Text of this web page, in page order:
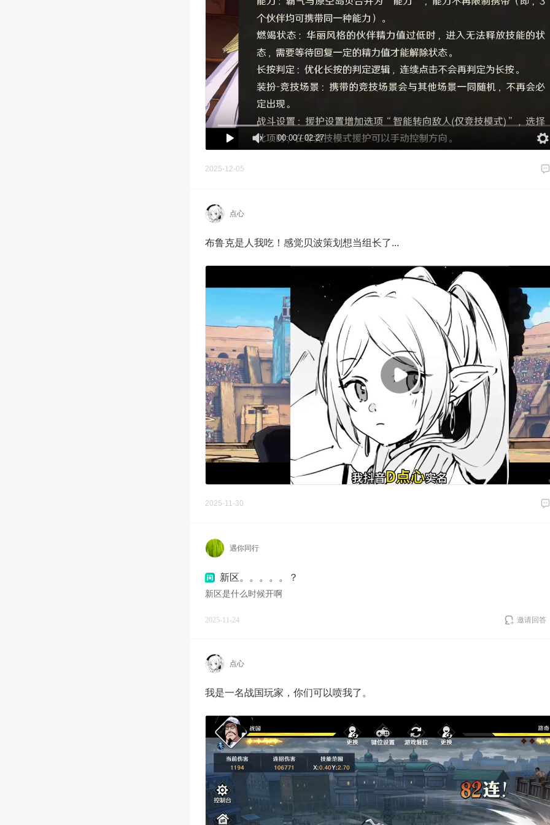
00:00/02:27
2025-12-05
点心
布鲁克是人我吃！感觉贝波策划想当组长了...
2025-11-30
遇你同行
新区。。。。。？
新区是什么时候开啊
2025-11-24 邀请回答
点心
我是一名战国玩家，你们可以喷我了。